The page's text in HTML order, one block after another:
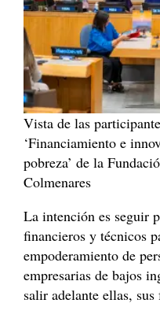
Vista de las
‘Financiamiento e
pobreza’ de la
Colmenares
La intención es seguir
financieros y técnicos
empoderamiento de
empresarias de bajos
salir adelante ellas,